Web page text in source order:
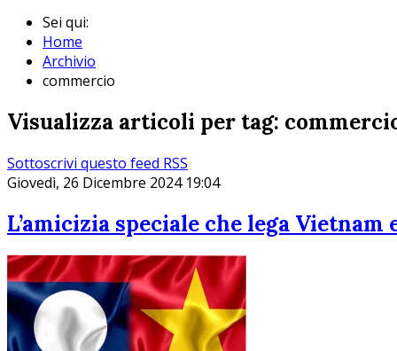
Sei qui:
Home
Archivio
commercio
Visualizza articoli per tag:
Sottoscrivi questo feed RSS
Giovedì, 26 Dicembre 2024 19:04
L’amicizia speciale che lega Vietnam